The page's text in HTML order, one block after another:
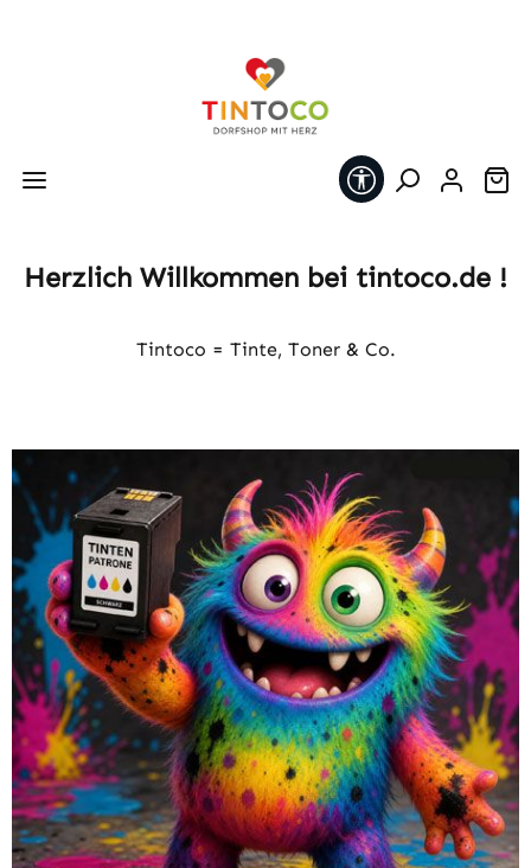
Werkzeugleiste
Herzlich Willkommen bei tintoco.de !
Tintoco = Tinte, Toner & Co.